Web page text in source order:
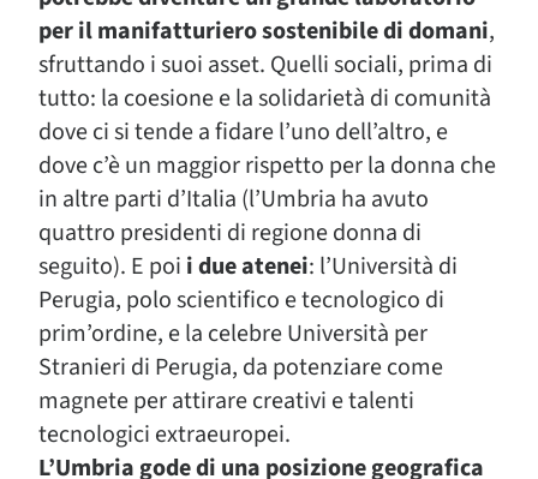
per il manifatturiero sostenibile di domani,
sfruttando i suoi asset. Quelli sociali, prima di
tutto: la coesione e la solidarietà di comunità
dove ci si tende a fidare l’uno dell’altro, e
dove c’è un maggior rispetto per la donna che
in altre parti d’Italia (l’Umbria ha avuto
quattro presidenti di regione donna di
seguito). E poi i due atenei: l’Università di
Perugia, polo scientifico e tecnologico di
prim’ordine, e la celebre Università per
Stranieri di Perugia, da potenziare come
magnete per attirare creativi e talenti
tecnologici extraeuropei.
L’Umbria gode di una posizione geografica